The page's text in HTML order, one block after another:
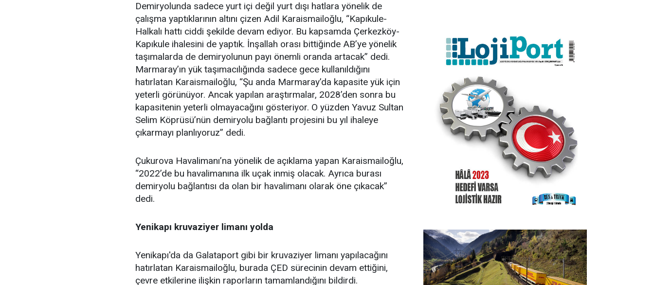
Demiryolunda sadece yurt içi değil yurt dışı hatlara yönelik de
çalışma yaptıklarının altını çizen Adil Karaismailoğlu, “Kapıkule-
Halkalı hattı ciddi şekilde devam ediyor. Bu kapsamda Çerkezköy-
Kapıkule ihalesini de yaptık. İnşallah orası bittiğinde AB’ye yönelik
taşımalarda de demiryolunun payı önemli oranda artacak” dedi.
Marmaray’ın yük taşımacılığında sadece gece kullanıldığını
hatırlatan Karaismailoğlu, “Şu anda Marmaray’da kapasite yük için
yeterli görünüyor. Ancak yapılan araştırmalar, 2028’den sonra bu
kapasitenin yeterli olmayacağını gösteriyor. O yüzden Yavuz Sultan
Selim Köprüsü’nün demiryolu bağlantı projesini bu yıl ihaleye
çıkarmayı planlıyoruz” dedi.
Çukurova Havalimanı’na yönelik de açıklama yapan Karaismailoğlu,
“2022’de bu havalimanına ilk uçak inmiş olacak. Ayrıca burası
demiryolu bağlantısı da olan bir havalimanı olarak öne çıkacak”
dedi.
Yenikapı kruvaziyer limanı yolda
Yenikapı'da da Galataport gibi bir kruvaziyer limanı yapılacağını
hatırlatan Karaismailoğlu, burada ÇED sürecinin devam ettiğini,
çevre etkilerine ilişkin raporların tamamlandığını bildirdi.